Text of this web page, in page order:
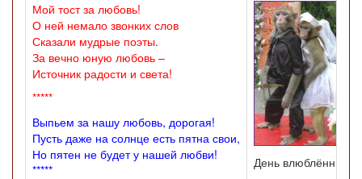
Мой тост за любовь!
О ней немало звонких слов
Сказали мудрые поэты.
За вечно юную любовь –
Источник радости и света!
*****
Выпьем за нашу любовь, дорогая!
Пусть даже на солнце есть пятна свои,
Но пятен не будет у нашей любви!
*****
День влюблённых.